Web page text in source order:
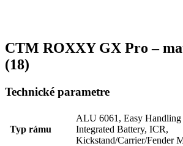
CTM ROXXY GX Pro –
(18)
Technické parametre
Typ rámu
ALU 6061, Easy Handling
Integrated Battery, ICR,
Kickstand/Carrier/Fender